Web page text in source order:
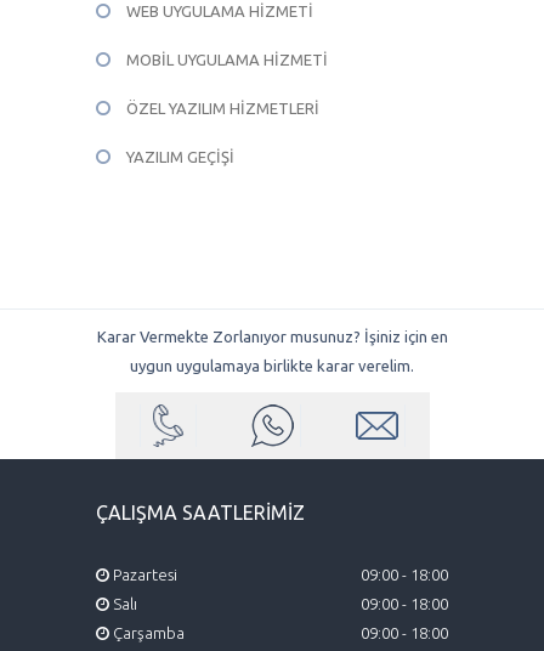
WEB UYGULAMA HİZMETİ
MOBİL UYGULAMA HİZMETİ
ÖZEL YAZILIM HİZMETLERİ
YAZILIM GEÇİŞİ
Karar Vermekte Zorlanıyor musunuz? İşiniz için en
uygun uygulamaya birlikte karar verelim.
ÇALIŞMA SAATLERİMİZ
Pazartesi
09:00 - 18:00
Salı
09:00 - 18:00
Çarşamba
09:00 - 18:00